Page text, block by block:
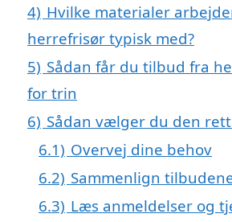
4) Hvilke materialer
herrefrisør typisk med?
5) Sådan får du tilbud fra
for trin
6) Sådan vælger du den
6.1) Overvej dine behov
6.2) Sammenlign
6.3) Læs anmeldelser og